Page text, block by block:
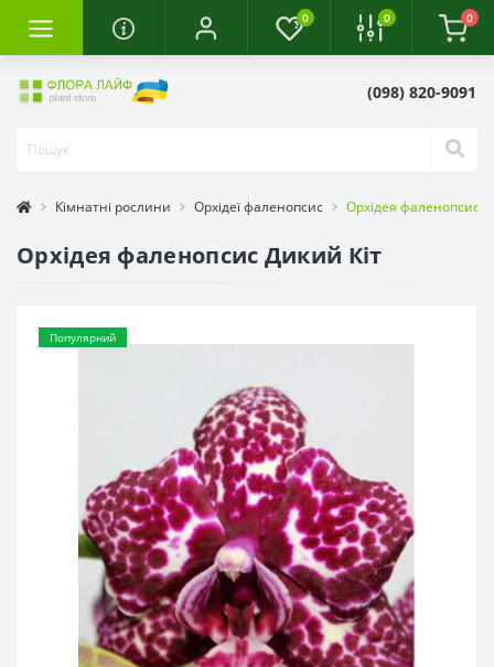
0 0 0
(098) 820-9091
Кімнатні рослини Орхідеї фаленопсис Орхідея фаленопсис
Орхідея фаленопсис Дикий Кіт
Популярний